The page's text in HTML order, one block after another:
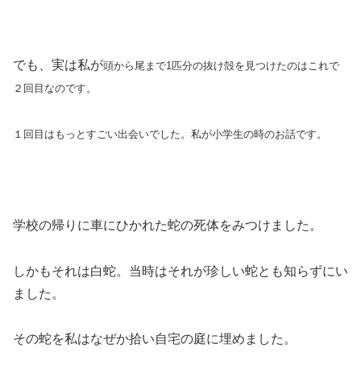
でも、実は私が頭から尾まで1匹分の抜け殻を見つけたのはこれで
２回目なのです。
１回目はもっとすごい出会いでした。私が小学生の時のお話です。
学校の帰りに車にひかれた蛇の死体をみつけました。
しかもそれは白蛇。当時はそれが珍しい蛇とも知らずにい
ました。
その蛇を私はなぜか拾い自宅の庭に埋めました。